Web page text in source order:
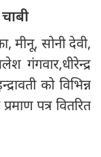
मीनू, सोनी देवी,
गंगवार,धीरेन्द्र
को विभिन्न
पत्र वितरित